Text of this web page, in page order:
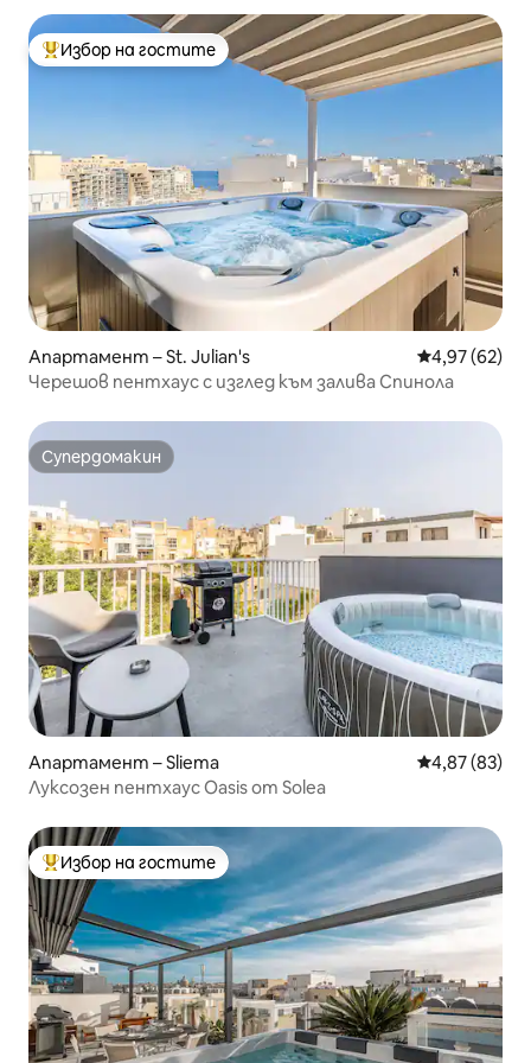
Най-популярен избор на гостите
Избор на гостите
Апартамент – St. Julian's Средна
4,97 (62)
Черешов пентхаус с изглед към залива Спинола
Супердомакин
Супердомакин
Апартамент – Sliema Средна
4,87 (83)
Луксозен пентхаус Oasis от Solea
Най-популярен избор на гостите
Избор на гостите